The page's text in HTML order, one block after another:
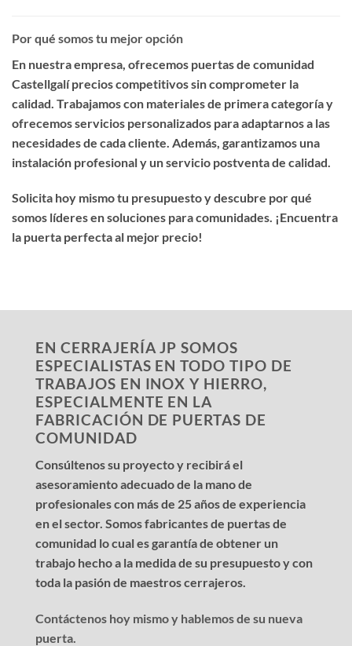
Por qué somos tu mejor opción
En nuestra empresa, ofrecemos puertas de comunidad
Castellgalí precios competitivossin comprometer la
calidad. Trabajamos con materiales de primera categoría y
ofrecemos servicios personalizados para adaptarnos a las
necesidades de cada cliente. Además, garantizamos una
instalación profesional y un servicio postventa de calidad.
Solicita hoy mismo tu presupuesto y descubre por qué
somos líderes en soluciones para comunidades. ¡Encuentra
la puerta perfecta al mejor precio!
EN CERRAJERÍA JP SOMOS
ESPECIALISTAS EN TODO TIPO DE
TRABAJOS EN INOX Y HIERRO,
ESPECIALMENTE EN LA
FABRICACIÓN DE PUERTAS DE
COMUNIDAD
Consúltenos su proyecto y recibirá el
asesoramiento adecuado de la mano de
profesionales con más de 25 años de experiencia
en el sector. Somos fabricantes de puertas de
comunidad lo cual es garantía de obtener un
trabajo hecho a la medida de su presupuesto y con
toda la pasión de maestros cerrajeros.
Contáctenos hoy mismo y hablemos de su nueva
puerta.